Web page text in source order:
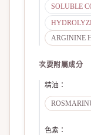
SOLUBLE
ARGININE
次要附屬成分
精油 ：
色素 ：